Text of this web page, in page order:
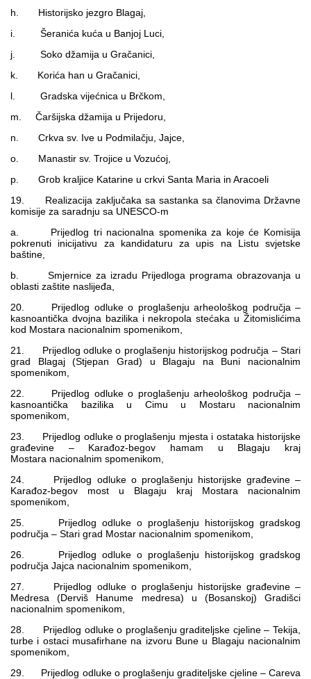
h. Historijsko jezgro Blagaj,
i. Šeranića kuća u Banjoj Luci,
j. Soko džamija u Gračanici,
k. Korića han u Gračanici,
l. Gradska vijećnica u Brčkom,
m. Čaršijska džamija u Prijedoru,
n. Crkva sv. Ive u Podmilačju, Jajce,
o. Manastir sv. Trojice u Vozućoj,
p. Grob kraljice Katarine u crkvi Santa Maria in Aracoeli
19. Realizacija zaključaka sa sastanka sa članovima Državne
komisije za saradnju sa UNESCO-m
a. Prijedlog tri nacionalna spomenika za koje će Komisija
pokrenuti inicijativu za kandidaturu za upis na Listu svjetske
baštine,
b. Smjernice za izradu Prijedloga programa obrazovanja u
oblasti zaštite naslijeđa,
20. Prijedlog odluke o proglašenju arheološkog područja –
kasnoantička dvojna bazilika i nekropola stećaka u Žitomislićima
kod Mostara nacionalnim spomenikom,
21. Prijedlog odluke o proglašenju historijskog područja – Stari
grad Blagaj (Stjepan Grad) u Blagaju na Buni nacionalnim
spomenikom,
22. Prijedlog odluke o proglašenju arheološkog područja –
kasnoantička bazilika u Cimu u Mostaru nacionalnim
spomenikom,
23. Prijedlog odluke o proglašenju mjesta i ostataka historijske
građevine – Karađoz-begov hamam u Blagaju kraj
Mostara nacionalnim spomenikom,
24. Prijedlog odluke o proglašenju historijske građevine –
Karađoz-begov most u Blagaju kraj Mostara nacionalnim
spomenikom,
25. Prijedlog odluke o proglašenju historijskog gradskog
područja – Stari grad Mostar nacionalnim spomenikom,
26. Prijedlog odluke o proglašenju historijskog gradskog
područja Jajca nacionalnim spomenikom,
27. Prijedlog odluke o proglašenju historijske građevine –
Medresa (Derviš Hanume medresa) u (Bosanskoj) Gradišci
nacionalnim spomenikom,
28. Prijedlog odluke o proglašenju graditeljske cjeline – Tekija,
turbe i ostaci musafirhane na izvoru Bune u Blagaju nacionalnim
spomenikom,
29. Prijedlog odluke o proglašenju graditeljske cjeline – Careva